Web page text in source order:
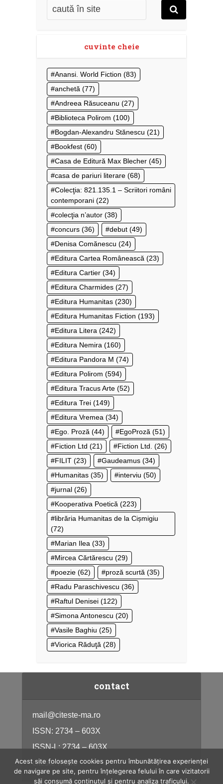
cuvinte cheie
Anansi. World Fiction (83)
anchetă (77)
Andreea Răsuceanu (27)
Biblioteca Polirom (100)
Bogdan-Alexandru Stănescu (21)
Bookfest (60)
Casa de Editură Max Blecher (45)
casa de pariuri literare (68)
Colecţia: 821.135.1 – Scriitori români
contemporani (22)
colecţia n’autor (38)
concurs (36) debut (49)
Denisa Comănescu (24)
Editura Cartea Românească (23)
Editura Cartier (34)
Editura Charmides (27)
Editura Humanitas (230)
Editura Humanitas Fiction (193)
Editura Litera (242)
Editura Nemira (160)
Editura Pandora M (74)
Editura Polirom (594)
Editura Tracus Arte (52)
Editura Trei (149)
Editura Vremea (34)
Ego. Proză (44) EgoProză (51)
Fiction Ltd (21) Fiction Ltd. (26)
FILIT (23) Gaudeamus (34)
Humanitas (35) interviu (50)
jurnal (26)
Kooperativa Poetică (223)
librăria Humanitas de la Cișmigiu
(72)
Marian Ilea (33)
Mircea Cărtărescu (29)
poezie (62) proză scurtă (35)
Radu Paraschivescu (36)
Raftul Denisei (122)
Simona Antonescu (20)
Vasile Baghiu (25)
Viorica Răduţă (28)
contact
mail@citeste-ma.ro
ISSN: 2734 – 603X
ISSN-L: 2734 – 603X
citeste-ma.ro
Acest site folosește cookies pentru îmbunătățirea experienței
de navigare pe site, pentru înțelegerea felului în care vizitatorii
săi consumă conținutul și pentru analiza traficului.